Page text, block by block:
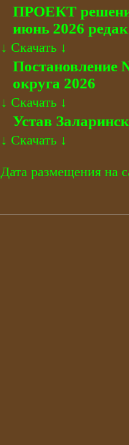
ПРОЕКТ
июнь 2026 редак
↓ Скачать ↓
Постановление
округа 2026
↓ Скачать ↓
Устав
↓ Скачать ↓
Дата размещения на